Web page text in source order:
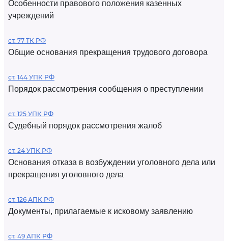
Особенности правового положения казенных
учреждений
ст. 77 ТК РФ
Общие основания прекращения трудового договора
ст. 144 УПК РФ
Порядок рассмотрения сообщения о преступлении
ст. 125 УПК РФ
Судебный порядок рассмотрения жалоб
ст. 24 УПК РФ
Основания отказа в возбуждении уголовного дела или
прекращения уголовного дела
ст. 126 АПК РФ
Документы, прилагаемые к исковому заявлению
ст. 49 АПК РФ